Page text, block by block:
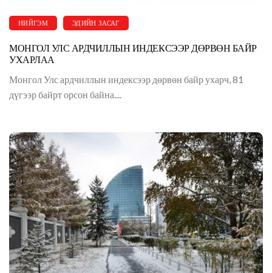
НИЙГЭМ ЭДИЙН ЗАСАГ
МОНГОЛ УЛС АРДЧИЛЛЫН ИНДЕКСЭЭР ДӨРВӨН БАЙР
УХАРЛАА
Монгол Улс ардчиллын индексээр дөрвөн байр ухарч, 81
дүгээр байрт орсон байна....